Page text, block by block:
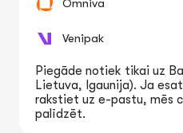
Omniva
Venipak
Piegāde notiek tikai uz
Lietuva, Igaunija). Ja
rakstiet uz e-pastu, mēs
palīdzēt.